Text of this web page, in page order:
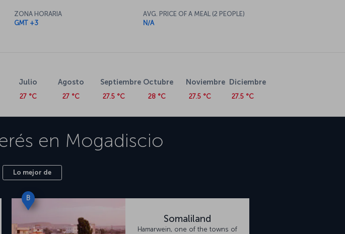
ZONA HORARIA
GMT +3
AVG. PRICE OF A MEAL (2 PEOPLE)
N/A
Julio
27 °C
Agosto
27 °C
Septiembre
27.5 °C
Octubre
28 °C
Noviembre
27.5 °C
Diciembre
27.5 °C
en Mogadiscio
Lo mejor de
B
Somaliland
Hamarwein, one of the towns of